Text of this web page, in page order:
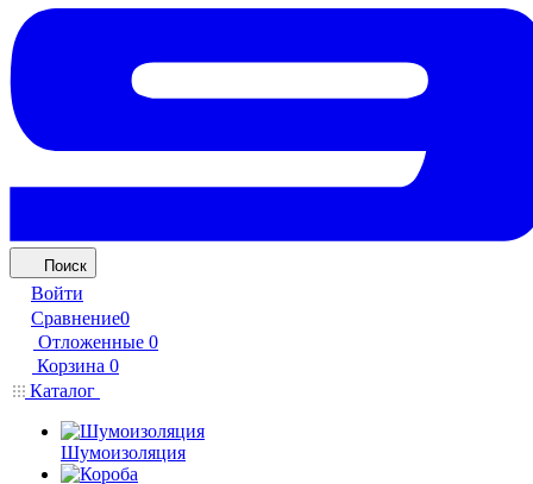
Поиск
Войти
Сравнение0
Отложенные 0
Корзина 0
Каталог
Шумоизоляция